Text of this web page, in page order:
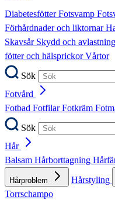
DiabetesfötterFotsvamp
Förhårdnader och liktornar
Skavsår Skydd och avlastning
fötter och hälsprickorVårtor
Sök
Fotvård
Fotbad FotfilarFotkräm
Sök
Hår
Balsam Hårborttagning
Hårproblem Hårstyling
Torrschampo